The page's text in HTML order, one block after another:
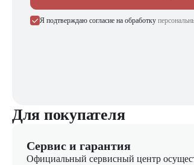
Пневмоколесный каток Dynapac CP2100
получения подробной информации о
Свяжитесь с нами сегодня – наши
Я подтверждаю согласие на обработку
Для покупателя
Сервис и гарантия
Официальный сервисный центр